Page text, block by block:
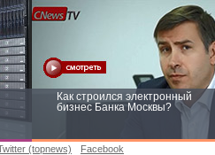
Как строился электронный
бизнес Банка Москвы?
(topnews) Facebook